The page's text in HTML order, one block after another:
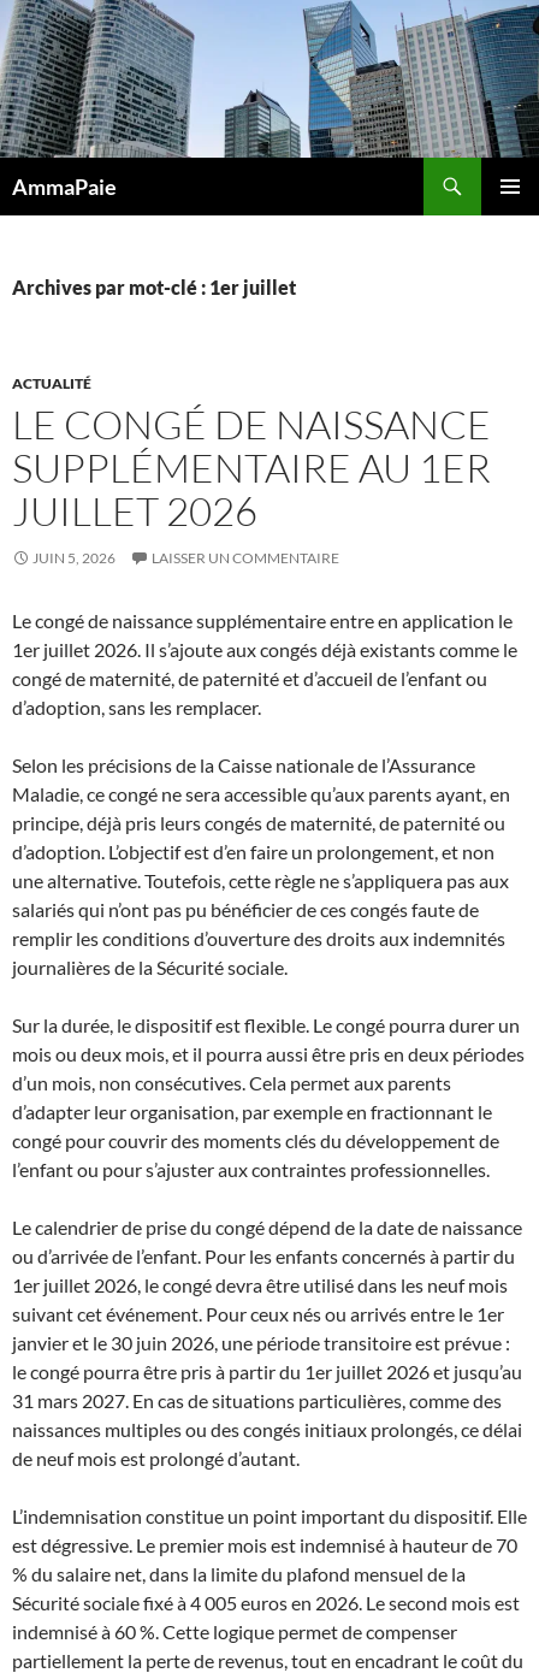
Aller
au
contenu
AmmaPaie
Archives par mot-clé : 1er juillet
ACTUALITÉ
LE CONGÉ DE NAISSANCE
SUPPLÉMENTAIRE AU 1ER
JUILLET 2026
JUIN 5, 2026 LAISSER UN COMMENTAIRE
Le congé de naissance supplémentaire entre en application le
1er juillet 2026. Il s’ajoute aux congés déjà existants comme le
congé de maternité, de paternité et d’accueil de l’enfant ou
d’adoption, sans les remplacer.
Selon les précisions de la Caisse nationale de l’Assurance
Maladie, ce congé ne sera accessible qu’aux parents ayant, en
principe, déjà pris leurs congés de maternité, de paternité ou
d’adoption. L’objectif est d’en faire un prolongement, et non
une alternative. Toutefois, cette règle ne s’appliquera pas aux
salariés qui n’ont pas pu bénéficier de ces congés faute de
remplir les conditions d’ouverture des droits aux indemnités
journalières de la Sécurité sociale.
Sur la durée, le dispositif est flexible. Le congé pourra durer un
mois ou deux mois, et il pourra aussi être pris en deux périodes
d’un mois, non consécutives. Cela permet aux parents
d’adapter leur organisation, par exemple en fractionnant le
congé pour couvrir des moments clés du développement de
l’enfant ou pour s’ajuster aux contraintes professionnelles.
Le calendrier de prise du congé dépend de la date de naissance
ou d’arrivée de l’enfant. Pour les enfants concernés à partir du
1er juillet 2026, le congé devra être utilisé dans les neuf mois
suivant cet événement. Pour ceux nés ou arrivés entre le 1er
janvier et le 30 juin 2026, une période transitoire est prévue :
le congé pourra être pris à partir du 1er juillet 2026 et jusqu’au
31 mars 2027. En cas de situations particulières, comme des
naissances multiples ou des congés initiaux prolongés, ce délai
de neuf mois est prolongé d’autant.
L’indemnisation constitue un point important du dispositif. Elle
est dégressive. Le premier mois est indemnisé à hauteur de 70
% du salaire net, dans la limite du plafond mensuel de la
Sécurité sociale fixé à 4 005 euros en 2026. Le second mois est
indemnisé à 60 %. Cette logique permet de compenser
partiellement la perte de revenus, tout en encadrant le coût du